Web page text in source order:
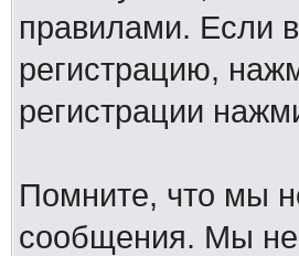
правилами. Если
регистрацию,
регистрации
Помните, что мы
сообщения. Мы не